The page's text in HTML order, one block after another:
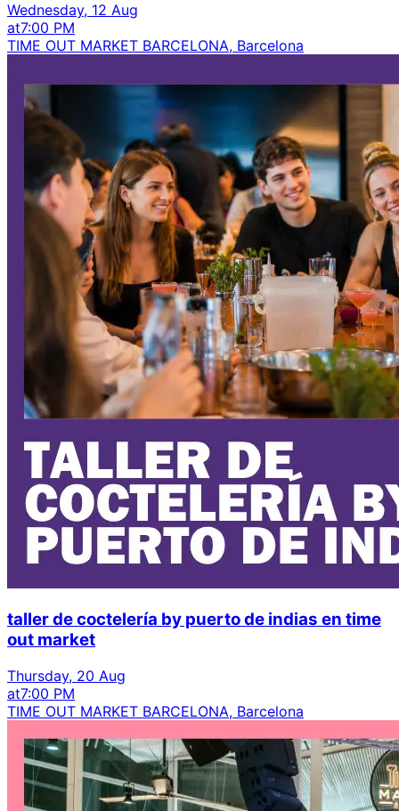
Wednesday, 12 Aug
at7:00 PM
TIME OUT MARKET BARCELONA, Barcelona
taller de coctelería by puerto de indias en time
out market
Thursday, 20 Aug
at7:00 PM
TIME OUT MARKET BARCELONA, Barcelona